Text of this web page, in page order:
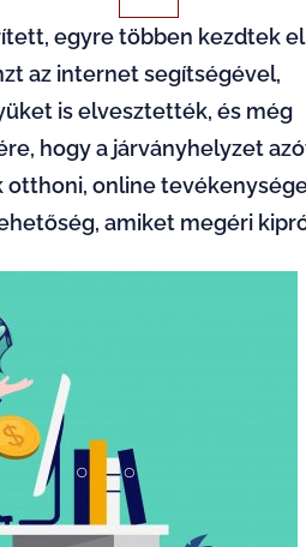
egyre többen kezdtek el
az internet segítségével,
is elvesztették, és még
hogy a járványhelyzet
online
amiket megéri